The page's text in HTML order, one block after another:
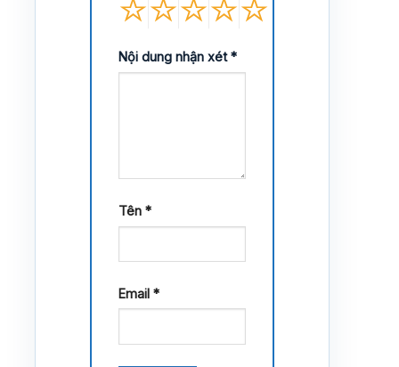
Nội dung nhận xét*
Tên *
Email *